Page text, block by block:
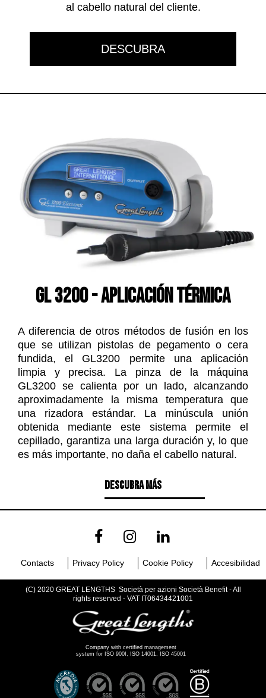
al cabello natural del cliente.
DESCUBRA
GL 3200 - Aplicación térmica
A diferencia de otros métodos de fusión en los
que se utilizan pistolas de pegamento o cera
fundida, el GL3200 permite una aplicación
limpia y precisa. La pinza de la máquina
GL3200 se calienta por un lado, alcanzando
aproximadamente la misma temperatura que
una rizadora estándar. La minúscula unión
obtenida mediante este sistema permite el
cepillado, garantiza una larga duración y, lo que
es más importante, no daña el cabello natural.
DESCUBRA MÁS
Contacts Privacy Policy Cookie Policy Accesibilidad
(C) 2020 GREAT LENGTHS Società per azioni Società Benefit - All
rights reserved - VAT IT06434421001
Company with certified management
system for ISO 900I, ISO 14001, ISO 45001